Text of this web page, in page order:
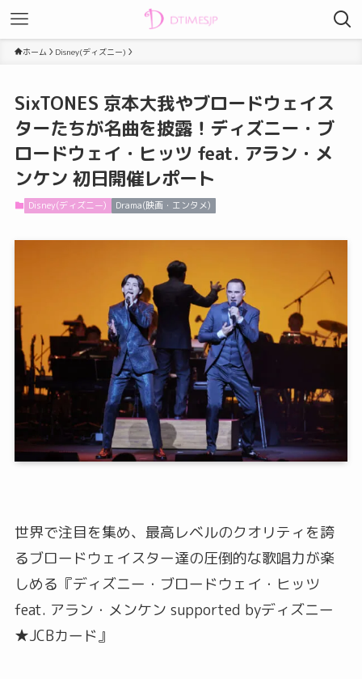
ホーム Disney(ディズニー)
SixTONES 京本大我やブロードウェイス
ターたちが名曲を披露！ディズニー・ブ
ロードウェイ・ヒッツ feat. アラン・メ
ンケン 初日開催レポート
Disney(ディズニー) Drama(映画・エンタメ)
世界で注目を集め、最高レベルのクオリティを誇
るブロードウェイスター達の圧倒的な歌唱力が楽
しめる『ディズニー・ブロードウェイ・ヒッツ
feat. アラン・メンケン supported byディズニー
★JCBカード』